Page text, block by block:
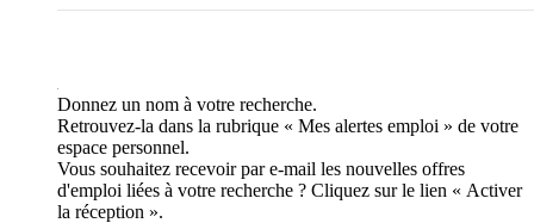
Donnez un nom à votre recherche.
Retrouvez-la dans la rubrique « Mes alertes emploi » de votre
espace personnel.
Vous souhaitez recevoir par e-mail les nouvelles offres
d'emploi liées à votre recherche ? Cliquez sur le lien « Activer
la réception ».